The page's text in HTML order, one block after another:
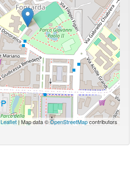
Leaflet| Map data ©OpenStreetMapcontributors